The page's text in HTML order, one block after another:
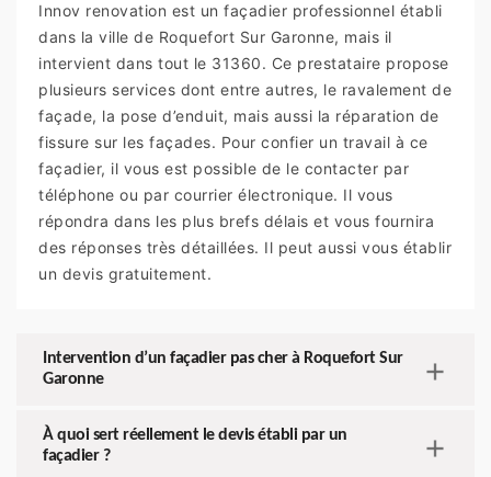
Innov renovation est un façadier professionnel établi
dans la ville de Roquefort Sur Garonne, mais il
intervient dans tout le 31360. Ce prestataire propose
plusieurs services dont entre autres, le ravalement de
façade, la pose d’enduit, mais aussi la réparation de
fissure sur les façades. Pour confier un travail à ce
façadier, il vous est possible de le contacter par
téléphone ou par courrier électronique. Il vous
répondra dans les plus brefs délais et vous fournira
des réponses très détaillées. Il peut aussi vous établir
un devis gratuitement.
Intervention d’un façadier pas cher à Roquefort Sur
Garonne
À quoi sert réellement le devis établi par un
façadier ?